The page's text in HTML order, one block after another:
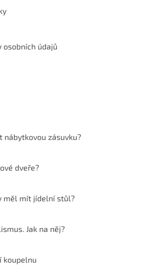
osobních údajů
nábytkovou zásuvku?
dveře?
měl mít jídelní stůl?
Jak na něj?
koupelnu